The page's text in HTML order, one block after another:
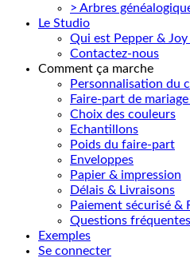
> Arbres
Le Studio
Qui est Pepper & Joy
Contactez-nous
Comment ça marche
Personnalisation du
Faire-part de
Choix des couleurs
Echantillons
Poids du faire-part
Enveloppes
Papier & impression
Délais & Livraisons
Paiement sécurisé &
Questions fréquentes
Exemples
Se connecter